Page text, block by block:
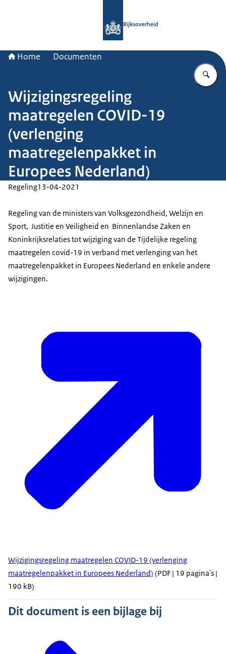
Rijksoverheid
Home Documenten
Wijzigingsregeling
maatregelen COVID-19
(verlenging
maatregelenpakket in
Europees Nederland)
Regeling13-04-2021
Regeling van de ministers van Volksgezondheid, Welzijn en
Sport, Justitie en Veiligheid en Binnenlandse Zaken en
Koninkrijksrelaties tot wijziging van de Tijdelijke regeling
maatregelen covid-19 in verband met verlenging van het
maatregelenpakket in Europees Nederland en enkele andere
wijzigingen.
Wijzigingsregeling maatregelen COVID-19 (verlenging
maatregelenpakket in Europees Nederland) (PDF | 19 pagina's |
190 kB)
Dit document is een bijlage bij